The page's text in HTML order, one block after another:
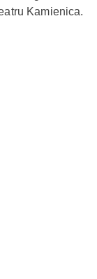
Kamienica.